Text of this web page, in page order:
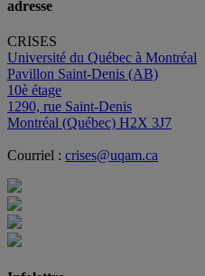
adresse
CRISES
Université du Québec à Montréal
Pavillon Saint-Denis (AB)
10è étage
1290, rue Saint-Denis
Montréal (Québec) H2X 3J7
Courriel : crises@uqam.ca